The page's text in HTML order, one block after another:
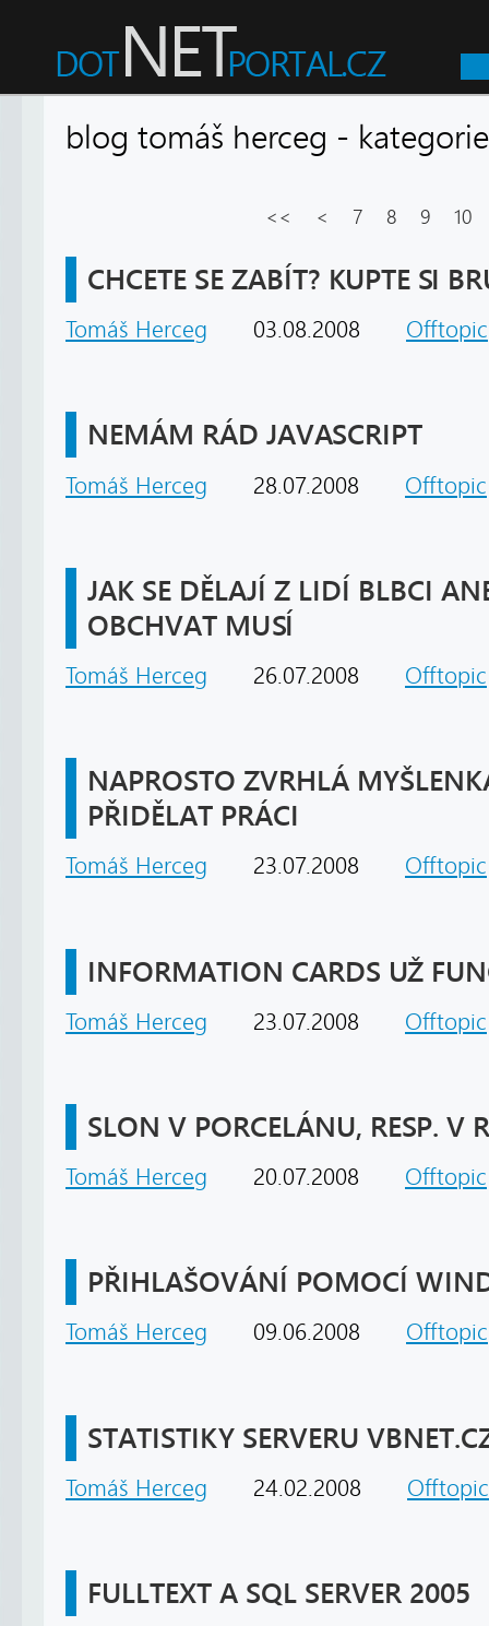
blog tomáš herceg -
<< < 7 8 9 10
CHCETE SE ZABÍT? KUPTE SI
Tomáš Herceg 03.08.2008 Offtopic
NEMÁM RÁD JAVASCRIPT
Tomáš Herceg 28.07.2008 Offtopic
JAK SE DĚLAJÍ Z LIDÍ BLBCI
OBCHVAT MUSÍ
Tomáš Herceg 26.07.2008 Offtopic
NAPROSTO ZVRHLÁ
PŘIDĚLAT PRÁCI
Tomáš Herceg 23.07.2008 Offtopic
INFORMATION CARDS UŽ
Tomáš Herceg 23.07.2008 Offtopic
SLON V PORCELÁNU, RESP. V
Tomáš Herceg 20.07.2008 Offtopic
PŘIHLAŠOVÁNÍ POMOCÍ
Tomáš Herceg 09.06.2008 Offtopic
STATISTIKY SERVERU
Tomáš Herceg 24.02.2008 Offtopic
FULLTEXT A SQL SERVER 2005